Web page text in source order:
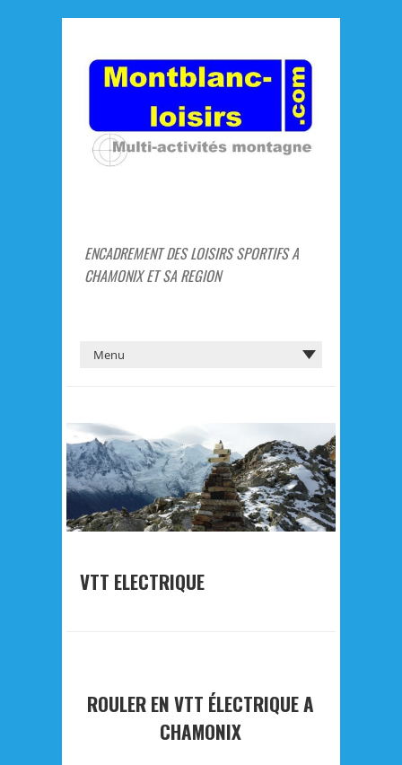
ENCADREMENT DES LOISIRS SPORTIFS A
CHAMONIX ET SA REGION
VTT ELECTRIQUE
ROULER EN VTT ÉLECTRIQUE A
CHAMONIX